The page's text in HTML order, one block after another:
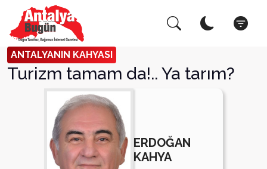
ANTALYANIN KAHYASI
Turizm tamam da!.. Ya tarım?
ERDOĞAN
KAHYA
Arama Yap! Kapat